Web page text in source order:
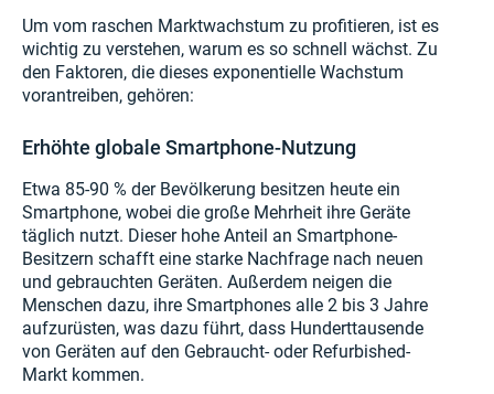
Um vom raschen Marktwachstum zu profitieren, ist es
wichtig zu verstehen, warum es so schnell wächst. Zu
den Faktoren, die dieses exponentielle Wachstum
vorantreiben, gehören:
Erhöhte globale Smartphone-Nutzung
Etwa 85-90 % der Bevölkerung besitzen heute ein
Smartphone, wobei die große Mehrheit ihre Geräte
täglich nutzt. Dieser hohe Anteil an Smartphone-
Besitzern schafft eine starke Nachfrage nach neuen
und gebrauchten Geräten. Außerdem neigen die
Menschen dazu, ihre Smartphones alle 2 bis 3 Jahre
aufzurüsten, was dazu führt, dass Hunderttausende
von Geräten auf den Gebraucht- oder Refurbished-
Markt kommen.